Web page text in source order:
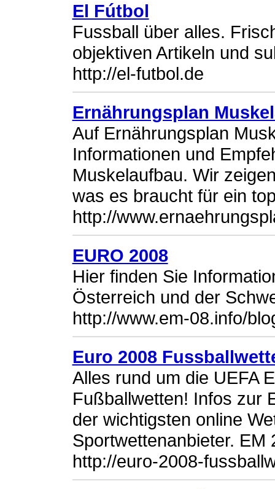
El Fútbol
Fussball über alles.
objektiven Artikeln und
http://el-futbol.de
Ernährungsplan
Auf Ernährungsplan
Informationen und
Muskelaufbau. Wir
was es braucht für ein
http://
EURO 2008
Hier finden Sie
Österreich und der
http://www.em-08.info/
Euro 2008
Alles rund um die UEFA
Fußballwetten! Infos zur
der wichtigsten online
Sportwettenanbieter. EM
http://euro-2008-